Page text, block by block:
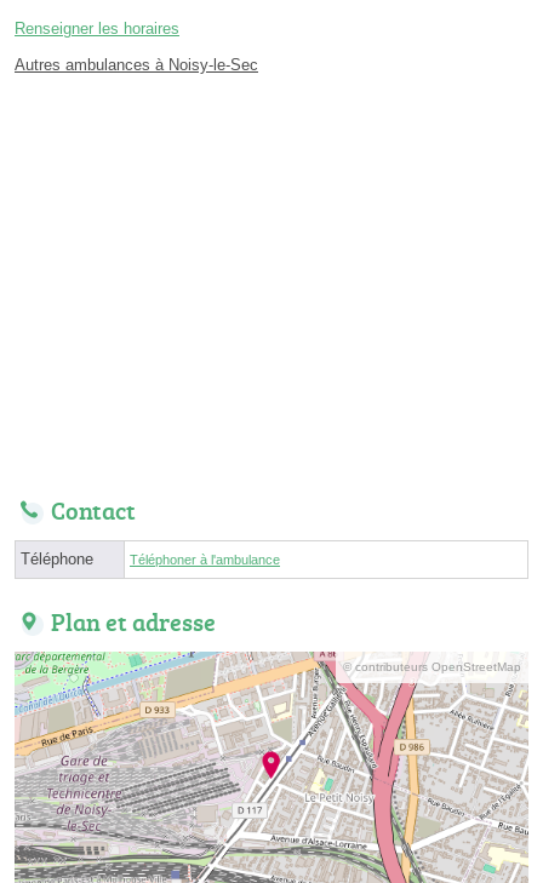
Renseigner les horaires
Autres ambulances à Noisy-le-Sec
Contact
Téléphone Téléphoner à l'ambulance
Plan et adresse
© contributeurs OpenStreetMap